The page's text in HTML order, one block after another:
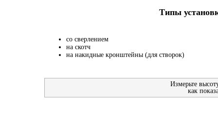
Типы
со сверлением
на скотч
на накидные кронштейны (для створок)
Измерьте
как